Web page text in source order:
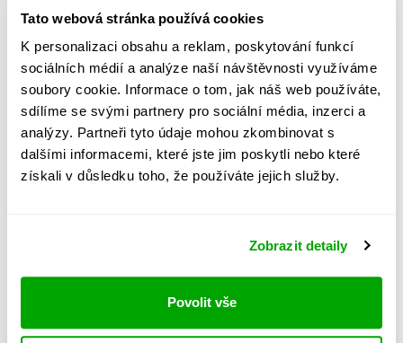
Tato webová stránka používá cookies
K personalizaci obsahu a reklam, poskytování funkcí
sociálních médií a analýze naší návštěvnosti využíváme
soubory cookie. Informace o tom, jak náš web používáte,
sdílíme se svými partnery pro sociální média, inzerci a
analýzy. Partneři tyto údaje mohou zkombinovat s
dalšími informacemi, které jste jim poskytli nebo které
získali v důsledku toho, že používáte jejich služby.
Zobrazit detaily
Povolit vše
Město
PSČ
Stát